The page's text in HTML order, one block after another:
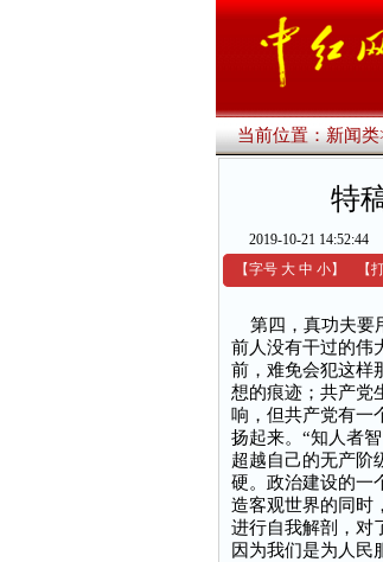
当前位置：新闻类
特
2019-10-21 14:52:44
【字号 大 中 小】 【
第四，真功夫要
前人没有干过的伟
前，难免会犯这样
想的痕迹；共产党
响，但共产党有一
扬起来。“知人者
超越自己的无产阶
硬。政治建设的一
造客观世界的同时
进行自我解剖，对
因为我们是为人民